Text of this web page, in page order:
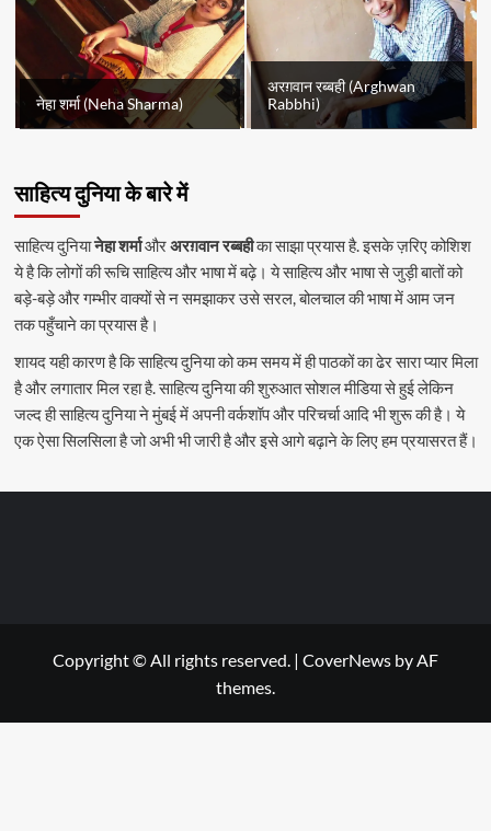
नेहा शर्मा (Neha Sharma)
अरग़वान रब्बही (Arghwan
Rabbhi)
साहित्य दुनिया के बारे में
साहित्य दुनियानेहा शर्माऔरअरग़वान रब्बहीका साझा प्रयास है. इसके ज़रिए कोशिश
ये है कि लोगों की रूचि साहित्य और भाषा में बढ़े। ये साहित्य और भाषा से जुड़ी बातों को
बड़े-बड़े और गम्भीर वाक्यों से न समझाकर उसे सरल, बोलचाल की भाषा में आम जन
तक पहुँचाने का प्रयास है।
शायद यही कारण है कि साहित्य दुनिया को कम समय में ही पाठकों का ढेर सारा प्यार मिला
है और लगातार मिल रहा है. साहित्य दुनिया की शुरुआत सोशल मीडिया से हुई लेकिन
जल्द ही साहित्य दुनिया ने मुंबई में अपनी वर्कशॉप और परिचर्चा आदि भी शुरू की है। ये
एक ऐसा सिलसिला है जो अभी भी जारी है और इसे आगे बढ़ाने के लिए हम प्रयासरत हैं।
Copyright © All rights reserved. | CoverNews by AF
themes.